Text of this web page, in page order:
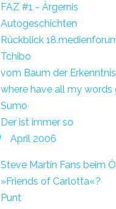
FAZ #1 - Ärgernis
Autogeschichten
Rückblick
Tchibo
vom Baum der Erkenntnis
where have all my words
Sumo
Der ist immer so
April 2006
Steve Martin Fans beim
»Friends of Carlotta«?
Punt